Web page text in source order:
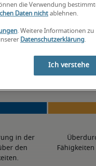
in der
den
die Verwendung
Daten nicht ablehnen.
. Weitere Informationen zu
Datenschutzerklärung.
Ich verstehe